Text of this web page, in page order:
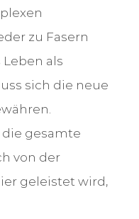
zu Fasern
als
sich die neue
gesamte
von der
geleistet wird,